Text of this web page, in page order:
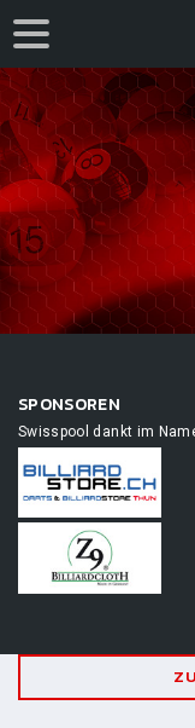
SPONSOREN
Swisspool dankt im